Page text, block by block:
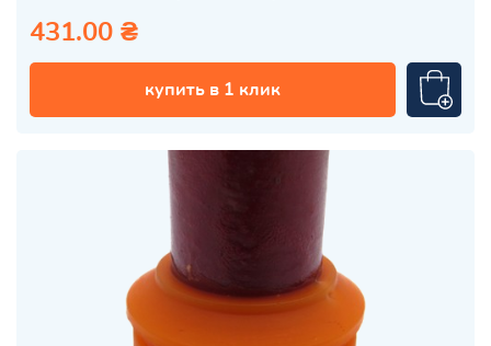
431.00 ₴
купить в 1 клик